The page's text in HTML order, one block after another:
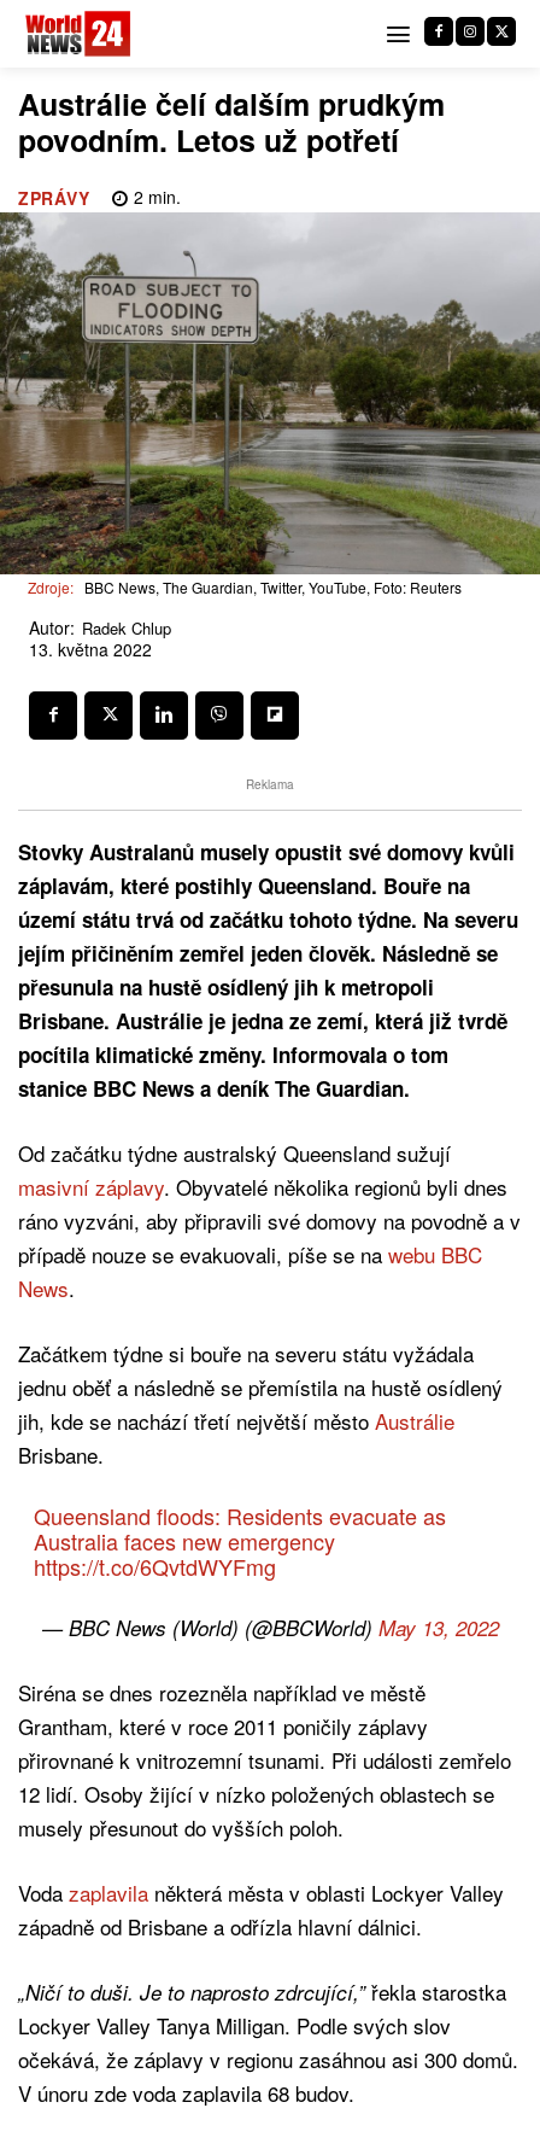
Austrálie čelí dalším prudkým
povodním. Letos už potřetí
ZPRÁVY 2 min.
Zdroje: BBC News, The Guardian, Twitter, YouTube, Foto: Reuters
Autor: Radek Chlup
13. května 2022
Reklama
Stovky Australanů musely opustit své domovy kvůli
záplavám, které postihly Queensland. Bouře na
území státu trvá od začátku tohoto týdne. Na severu
jejím přičiněním zemřel jeden člověk. Následně se
přesunula na hustě osídlený jih k metropoli
Brisbane. Austrálie je jedna ze zemí, která již tvrdě
pocítila klimatické změny. Informovala o tom
stanice BBC News a deník The Guardian.
Od začátku týdne australský Queensland sužují
masivní záplavy. Obyvatelé několika regionů byli dnes
ráno vyzváni, aby připravili své domovy na povodně a v
případě nouze se evakuovali, píše se na webu BBC
News.
Začátkem týdne si bouře na severu státu vyžádala
jednu oběť a následně se přemístila na hustě osídlený
jih, kde se nachází třetí největší město Austrálie
Brisbane.
Queensland floods: Residents evacuate as
Australia faces new emergency
https://t.co/6QvtdWYFmg
— BBC News (World) (@BBCWorld) May 13, 2022
Siréna se dnes rozezněla například ve městě
Grantham, které v roce 2011 poničily záplavy
přirovnané k vnitrozemní tsunami. Při události zemřelo
12 lidí. Osoby žijící v nízko položených oblastech se
musely přesunout do vyšších poloh.
Voda zaplavila některá města v oblasti Lockyer Valley
západně od Brisbane a odřízla hlavní dálnici.
„Ničí to duši. Je to naprosto zdrcující,”řekla starostka
Lockyer Valley Tanya Milligan. Podle svých slov
očekává, že záplavy v regionu zasáhnou asi 300 domů.
V únoru zde voda zaplavila 68 budov.